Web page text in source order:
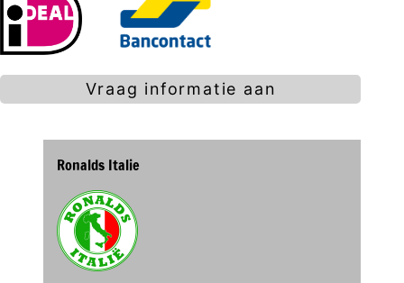
Vraag informatie aan
Ronalds Italie